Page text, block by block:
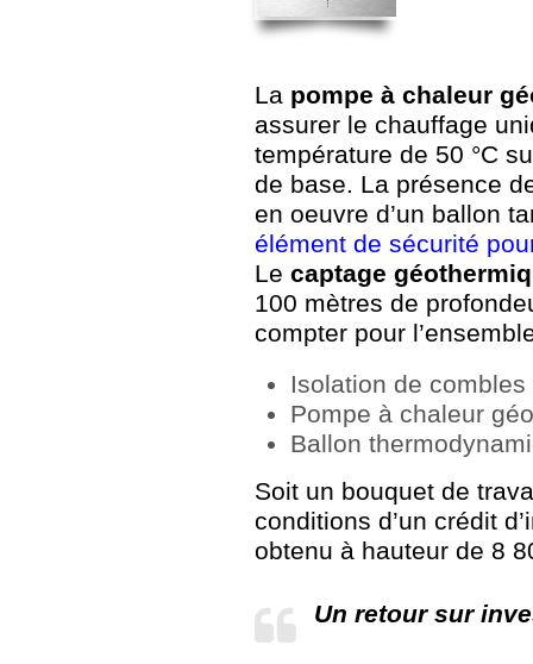
La pompe à chaleur
assurer le chauffage
température de 50 °C
de base. La présence
en oeuvre d’un ballon
élément de sécurité
Le captage
100 mètres de
compter pour
Isolation de combles
Pompe à chaleur
Ballon
Soit un bouquet de
conditions d’un crédit
obtenu à hauteur de 8
Un retour sur